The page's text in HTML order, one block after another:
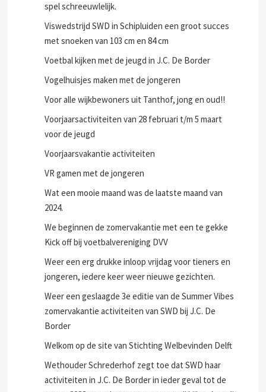
spel schreeuwlelijk.
Viswedstrijd SWD in Schipluiden een groot succes
met snoeken van 103 cm en 84 cm
Voetbal kijken met de jeugd in J.C. De Border
Vogelhuisjes maken met de jongeren
Voor alle wijkbewoners uit Tanthof, jong en oud!!
Voorjaarsactiviteiten van 28 februari t/m 5 maart
voor de jeugd
Voorjaarsvakantie activiteiten
VR gamen met de jongeren
Wat een mooie maand was de laatste maand van
2024.
We beginnen de zomervakantie met een te gekke
Kick off bij voetbalvereniging DVV
Weer een erg drukke inloop vrijdag voor tieners en
jongeren, iedere keer weer nieuwe gezichten.
Weer een geslaagde 3e editie van de Summer Vibes
zomervakantie activiteiten van SWD bij J.C. De
Border
Welkom op de site van Stichting Welbevinden Delft
Wethouder Schrederhof zegt toe dat SWD haar
activiteiten in J.C. De Border in ieder geval tot de